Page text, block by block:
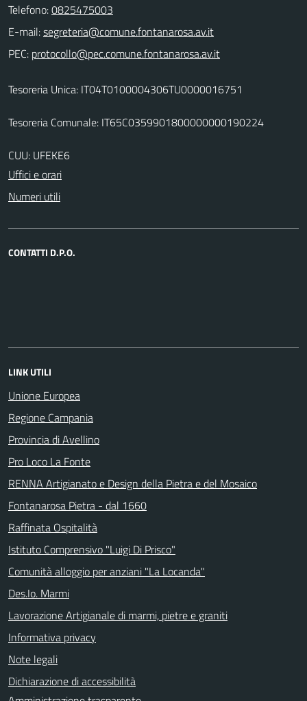
Telefono:0825475003
E-mail:
PEC:
Tesoreria Unica: IT04T0100004306TU0000016751
Tesoreria Comunale: IT65C0359901800000000190224
CUU: UFEKE6
Uffici e orari
Numeri utili
CONTATTI D.P.O.
LINK UTILI
Unione Europea
Regione Campania
Provincia di Avellino
Pro Loco La Fonte
RENNA Artigianato e Design della Pietra e del Mosaico
Fontanarosa Pietra - dal 1660
Raffinata Ospitalità
Istituto Comprensivo "Luigi Di Prisco"
Comunità alloggio per anziani "La Locanda"
Des.Io. Marmi
Lavorazione Artigianale di marmi, pietre e graniti
Informativa privacy
Note legali
Dichiarazione di accessibilità